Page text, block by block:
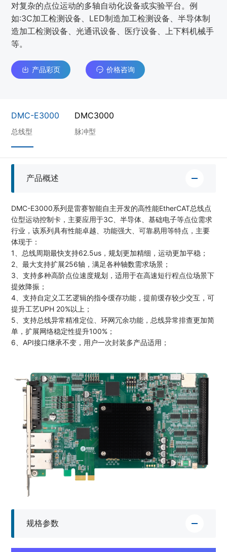
对复杂的点位运动的多轴自动化设备或实验平台。例
如:3C加工检测设备、LED制造加工检测设备、半导体制
造加工检测设备、光通讯设备、医疗设备、上下料机械手
等。
产品彩页 价格咨询
DMC-E3000
总线型
DMC3000
脉冲型
产品概述
DMC-E3000系列是雷赛智能自主开发的高性能EtherCAT总线点
位型运动控制卡，主要应用于3C、半导体、基础电子等点位需求
行业，该系列具有性能卓越、功能强大、可靠易用等特点，主要
体现于：
1、总线周期最快支持62.5us，规划更加精细，运动更加平稳；
2、最大支持扩展256轴，满足各种轴数需求场景；
3、支持多种高阶点位速度规划，适用于在高速短行程点位场景下
提效降振；
4、支持自定义工艺逻辑的指令缓存功能，提前缓存较少交互，可
提升工艺UPH 20%以上；
5、支持总线异常精准定位、环网冗余功能，总线异常排查更加简
单，扩展网络稳定性提升100%；
6、API接口继承不变，用户一次封装多产品适用；
规格参数